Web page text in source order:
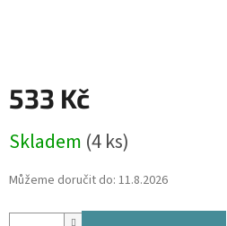
533 Kč
cena:
Skladem (4 ks)
Můžeme doručit do: 11.8.2026